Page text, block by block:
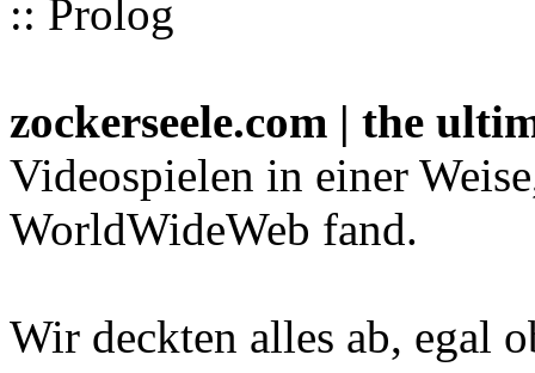
:: Prolog
zockerseele.com | the
Videospielen in einer
WorldWideWeb fand.
Wir deckten alles ab, egal